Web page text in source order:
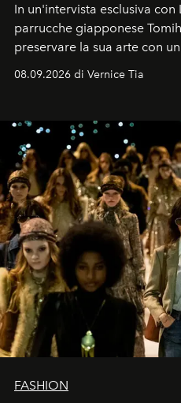
In un'intervista esclusiva con
parrucche giapponese
preservare la sua arte con
08.09.2026 di Vernice Tia
FASHION